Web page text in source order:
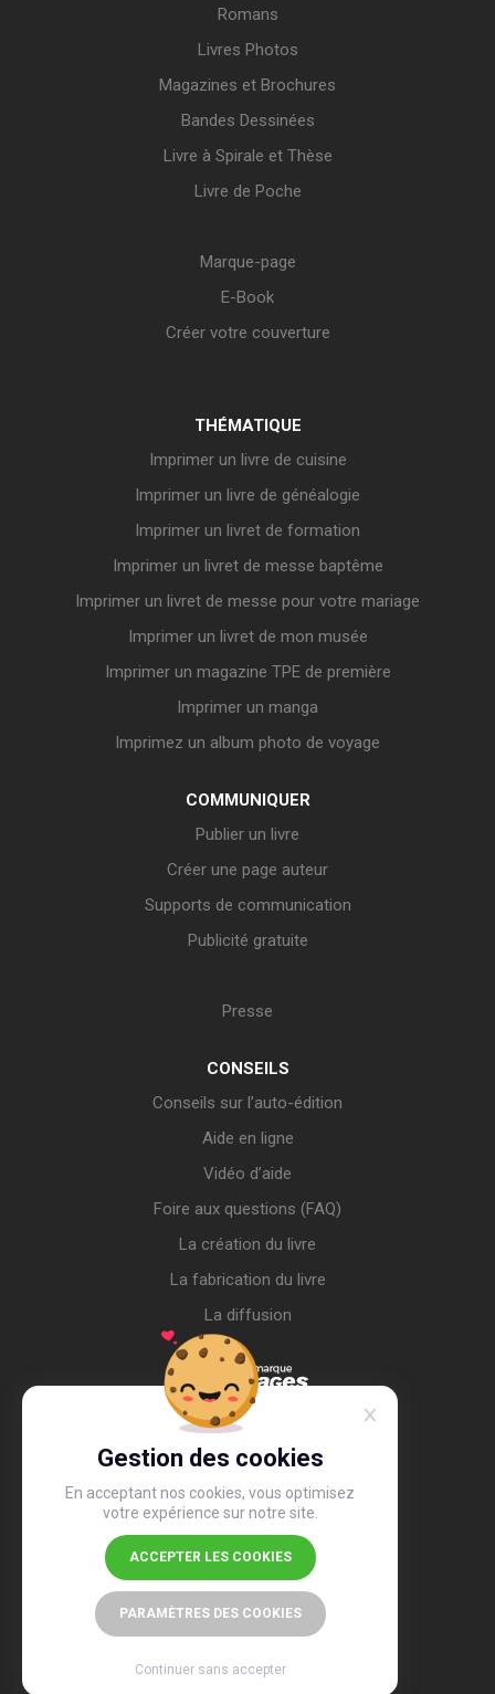
Gestion des cookies
En acceptant nos cookies, vous optimisez
votre expérience sur notre site.
ACCEPTER LES COOKIES
PARAMÈTRES DES COOKIES
Continuer sans accepter
Romans
Livres Photos
Magazines et Brochures
Bandes Dessinées
Livre à Spirale et Thèse
Livre de Poche
Marque-page
E-Book
Créer votre couverture
THÉMATIQUE
Imprimer un livre de cuisine
Imprimer un livre de généalogie
Imprimer un livret de formation
Imprimer un livret de messe baptême
Imprimer un livret de messe pour votre mariage
Imprimer un livret de mon musée
Imprimer un magazine TPE de première
Imprimer un manga
Imprimez un album photo de voyage
COMMUNIQUER
Publier un livre
Créer une page auteur
Supports de communication
Publicité gratuite
Presse
CONSEILS
Conseils sur l’auto-édition
Aide en ligne
Vidéo d’aide
Foire aux questions (FAQ)
La création du livre
La fabrication du livre
La diffusion
4,4